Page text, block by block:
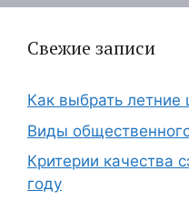
Свежие записи
Как выбрать
Виды
Критерии качества
году